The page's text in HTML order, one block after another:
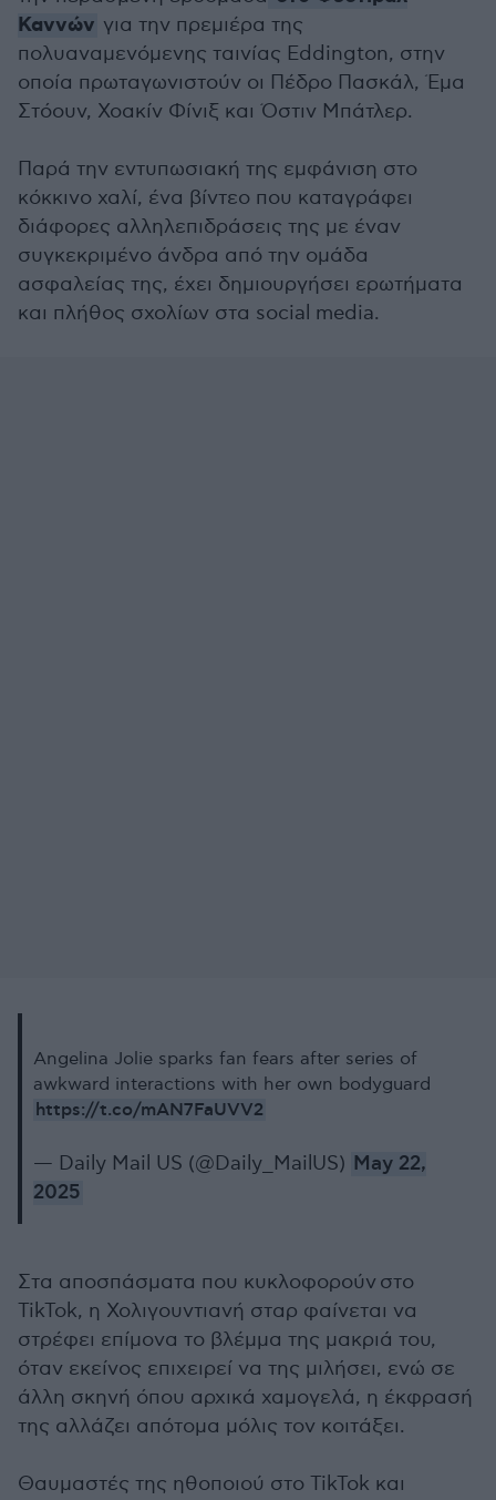
Καννών για την πρεμιέρα της
πολυαναμενόμενης ταινίας Eddington, στην
οποία πρωταγωνιστούν οι Πέδρο Πασκάλ, Έμα
Στόουν, Χοακίν Φίνιξ και Όστιν Μπάτλερ.
Παρά την εντυπωσιακή της εμφάνιση στο
κόκκινο χαλί, ένα βίντεο που καταγράφει
διάφορες αλληλεπιδράσεις της με έναν
συγκεκριμένο άνδρα από την ομάδα
ασφαλείας της, έχει δημιουργήσει ερωτήματα
και πλήθος σχολίων στα social media.
Angelina Jolie sparks fan fears after series of
awkward interactions with her own bodyguard
https://t.co/mAN7FaUVV2
— Daily Mail US (@Daily_MailUS) May 22,
2025
Στα αποσπάσματα που κυκλοφορούν στο
TikTok, η Χολιγουντιανή σταρ φαίνεται να
στρέφει επίμονα το βλέμμα της μακριά του,
όταν εκείνος επιχειρεί να της μιλήσει, ενώ σε
άλλη σκηνή όπου αρχικά χαμογελά, η έκφρασή
της αλλάζει απότομα μόλις τον κοιτάξει.
Θαυμαστές της ηθοποιού στο TikTok και